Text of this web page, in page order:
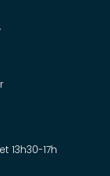
13h30-17h